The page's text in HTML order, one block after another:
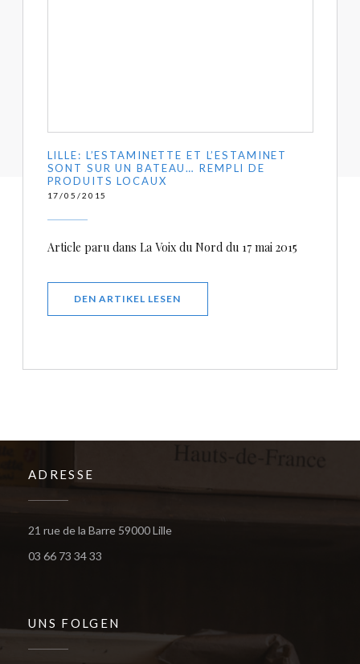
LILLE: L’ESTAMINETTE ET L’ESTAMINET
SONT SUR UN BATEAU… REMPLI DE
PRODUITS LOCAUX
17/05/2015
Article paru dans La Voix du Nord du 17 mai 2015
DEN ARTIKEL LESEN
ADRESSE
21 rue de la Barre 59000 Lille((öffnet ein neues Fenster))
03 66 73 34 33
UNS FOLGEN